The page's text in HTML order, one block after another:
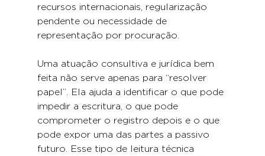
recursos internacionais, regularização
pendente ou necessidade de
representação por procuração.
Uma atuação consultiva e jurídica bem
feita não serve apenas para “resolver
papel”. Ela ajuda a identificar o que pode
impedir a escritura, o que pode
comprometer o registro depois e o que
pode expor uma das partes a passivo
futuro. Esse tipo de leitura técnica